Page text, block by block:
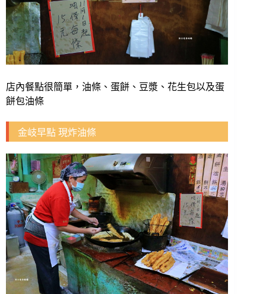
店內餐點很簡單，油條、蛋餅、豆漿、花生包以及蛋
餅包油條
金岐早點 現炸油條